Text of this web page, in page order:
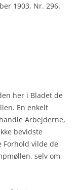
1903, Nr. 296.
her i Bladet de
En enkelt
Arbejderne,
bevidste
Forhold vilde de
selv om